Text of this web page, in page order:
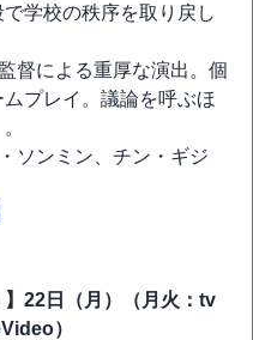
学校の秩序を取り戻し
督による重厚な演出。個
プレイ。議論を呼ぶほ
ソンミン、チン・ギジ
】22日（月）（月火：tv
）